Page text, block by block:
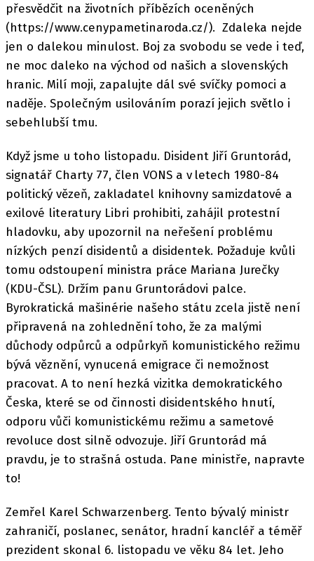
přesvědčit na životních příbězích oceněných
(https://www.cenypametinaroda.cz/). Zdaleka nejde
jen o dalekou minulost. Boj za svobodu se vede i teď,
ne moc daleko na východ od našich a slovenských
hranic. Milí moji, zapalujte dál své svíčky pomoci a
naděje. Společným usilováním porazí jejich světlo i
sebehlubší tmu.
Když jsme u toho listopadu. Disident Jiří Gruntorád,
signatář Charty 77, člen VONS a v letech 1980-84
politický vězeň, zakladatel knihovny samizdatové a
exilové literatury Libri prohibiti, zahájil protestní
hladovku, aby upozornil na neřešení problému
nízkých penzí disidentů a disidentek. Požaduje kvůli
tomu odstoupení ministra práce Mariana Jurečky
(KDU-ČSL). Držím panu Gruntorádovi palce.
Byrokratická mašinérie našeho státu zcela jistě není
připravená na zohlednění toho, že za malými
důchody odpůrců a odpůrkyň komunistického režimu
bývá věznění, vynucená emigrace či nemožnost
pracovat. A to není hezká vizitka demokratického
Česka, které se od činnosti disidentského hnutí,
odporu vůči komunistickému režimu a sametové
revoluce dost silně odvozuje. Jiří Gruntorád má
pravdu, je to strašná ostuda. Pane ministře, napravte
to!
Zemřel Karel Schwarzenberg. Tento bývalý ministr
zahraničí, poslanec, senátor, hradní kancléř a téměř
prezident skonal 6. listopadu ve věku 84 let. Jeho